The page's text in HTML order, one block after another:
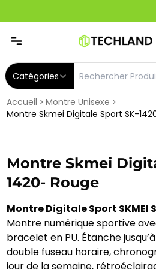
Catégories
Accueil
Montre Unisexe
Montre Skmei Digitale Sport SK-
Montre Skmei
1420- Rouge
Montre Digitale Sport SKMEI
Montre numérique sportive
bracelet en PU. Étanche
double fuseau horaire,